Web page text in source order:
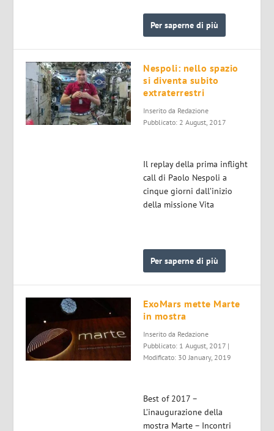
Per saperne di più
Nespoli: nello spazio
si diventa subito
extraterrestri
Inserito da Redazione
Pubblicato: 2 August, 2017
Il replay della prima inflight
call di Paolo Nespoli a
cinque giorni dall’inizio
della missione Vita
Per saperne di più
ExoMars mette Marte
in mostra
Inserito da Redazione
Pubblicato: 1 August, 2017 |
Modificato: 30 January, 2019
Best of 2017 –
L’inaugurazione della
mostra Marte – Incontri